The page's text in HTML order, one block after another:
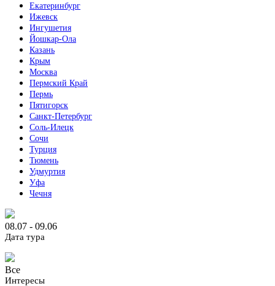
Екатеринбург
Ижевск
Ингушетия
Йошкар-Ола
Казань
Крым
Москва
Пермский Край
Пермь
Пятигорск
Санкт-Петербург
Соль-Илецк
Сочи
Турция
Тюмень
Удмуртия
Уфа
Чечня
08.07 - 09.06
Дата тура
Все
Интересы